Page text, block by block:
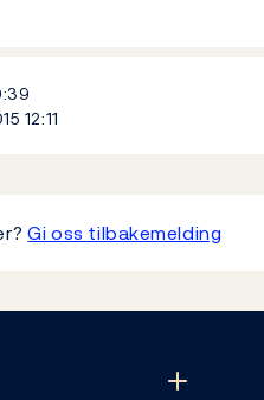
12:11
Gi oss tilbakemelding